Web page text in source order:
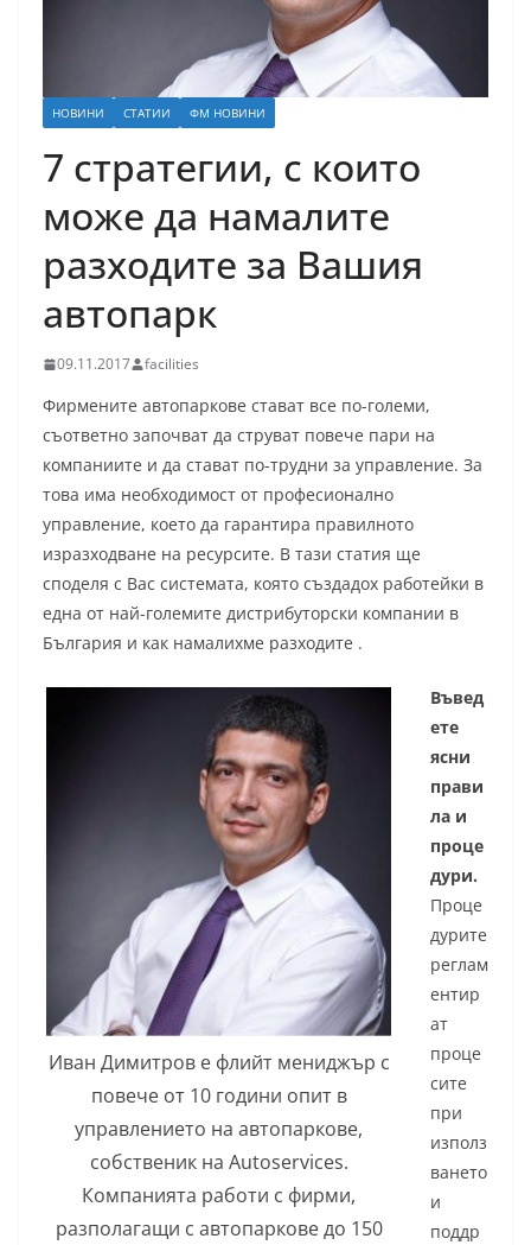
НОВИНИ СТАТИИ ФМ НОВИНИ
7 стратегии, с които
може да намалите
разходите за Вашия
автопарк
09.11.2017 facilities
Фирмените автопаркове стават все по-големи,
съответно започват да струват повече пари на
компаниите и да стават по-трудни за управление. За
това има необходимост от професионално
управление, което да гарантира правилното
изразходване на ресурсите. В тази статия ще
споделя с Вас системата, която създадох работейки в
една от най-големите дистрибуторски компании в
България и как намалихме разходите .
Иван Димитров е флийт мениджър с
повече от 10 години опит в
управлението на автопаркове,
собственик на Autoservices.
Компанията работи с фирми,
разполагащи с автопаркове до 150
Въвед
ете
ясни
прави
ла и
проце
дури.
Проце
дурите
реглам
ентир
ат
проце
сите
при
използ
ването
и
поддр